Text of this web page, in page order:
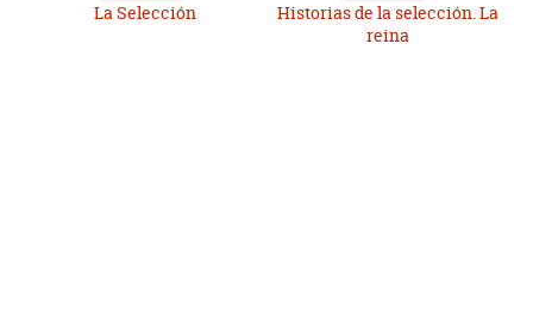
La Selección
Historias de la selección. La
reina